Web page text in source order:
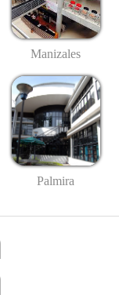
Manizales
Palmira